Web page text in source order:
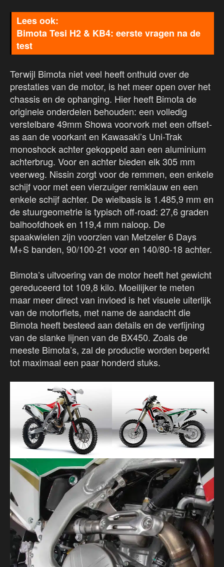
Bimota Tesi H2 & KB4: eerste vragen na de
test
Terwijl Bimota niet veel heeft onthuld over de
prestaties van de motor, is het meer open over het
chassis en de ophanging. Hier heeft Bimota de
originele onderdelen behouden: een volledig
verstelbare 49mm Showa voorvork met een offset-
as aan de voorkant en Kawasaki’s Uni-Trak
monoshock achter gekoppeld aan een aluminium
achterbrug. Voor en achter bieden elk 305 mm
veerweg. Nissin zorgt voor de remmen, een enkele
schijf voor met een vierzuiger remklauw en een
enkele schijf achter. De wielbasis is 1.485,9 mm en
de stuurgeometrie is typisch off-road: 27,6 graden
balhoofdhoek en 119,4 mm naloop. De
spaakwielen zijn voorzien van Metzeler 6 Days
M+S banden, 90/100-21 voor en 140/80-18 achter.
Bimota’s uitvoering van de motor heeft het gewicht
gereduceerd tot 109,8 kilo. Moeilijker te meten
maar meer direct van invloed is het visuele uiterlijk
van de motorfiets, met name de aandacht die
Bimota heeft besteed aan details en de verfijning
van de slanke lijnen van de BX450. Zoals de
meeste Bimota’s, zal de productie worden beperkt
tot maximaal een paar honderd stuks.